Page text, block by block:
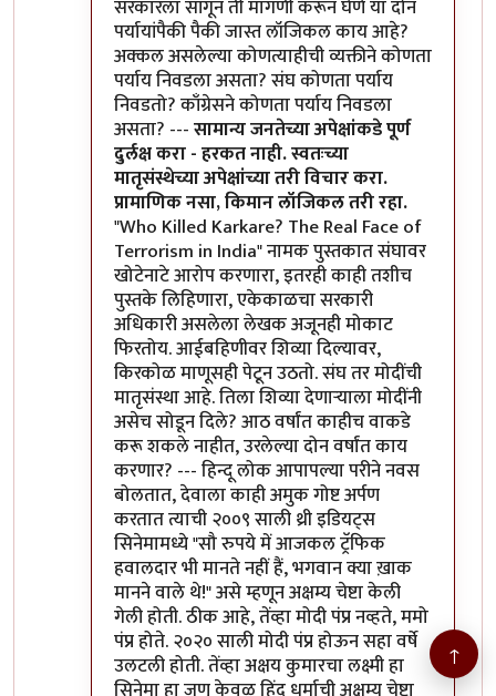
सरकारला सांगून ती मागणी करून घेणे या दोन
पर्यायांपैकी पैकी जास्त लॉजिकल काय आहे?
अक्कल असलेल्या कोणत्याहीची व्यक्तीने कोणता
पर्याय निवडला असता? संघ कोणता पर्याय
निवडतो? काँग्रेसने कोणता पर्याय निवडला
असता? ---सामान्य जनतेच्या अपेक्षांकडे पूर्ण
दुर्लक्ष करा - हरकत नाही. स्वतःच्या
मातृसंस्थेच्या अपेक्षांच्या तरी विचार करा.
प्रामाणिक नसा, किमान लॉजिकल तरी रहा.
"Who Killed Karkare? The Real Face of
Terrorism in India" नामक पुस्तकात संघावर
खोटेनाटे आरोप करणारा, इतरही काही तशीच
पुस्तके लिहिणारा, एकेकाळचा सरकारी
अधिकारी असलेला लेखक अजूनही मोकाट
फिरतोय. आईबहिणीवर शिव्या दिल्यावर,
किरकोळ माणूसही पेटून उठतो. संघ तर मोदींची
मातृसंस्था आहे. तिला शिव्या देणाऱ्याला मोदींनी
असेच सोडून दिले? आठ वर्षांत काहीच वाकडे
करू शकले नाहीत, उरलेल्या दोन वर्षांत काय
करणार? --- हिन्दू लोक आपापल्या परीने नवस
बोलतात, देवाला काही अमुक गोष्ट अर्पण
करतात त्याची २००९ साली थ्री इडियट्स
सिनेमामध्ये "सौ रुपये में आजकल ट्रॅफिक
हवालदार भी मानते नहीं हैं, भगवान क्या ख़ाक
मानने वाले थे!" असे म्हणून अक्षम्य चेष्टा केली
गेली होती. ठीक आहे, तेंव्हा मोदी पंप्र नव्हते, ममो
पंप्र होते. २०२० साली मोदी पंप्र होऊन सहा वर्षे
उलटली होती. तेंव्हा अक्षय कुमारचा लक्ष्मी हा ↑